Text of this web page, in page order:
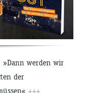
werden wir
der
+++